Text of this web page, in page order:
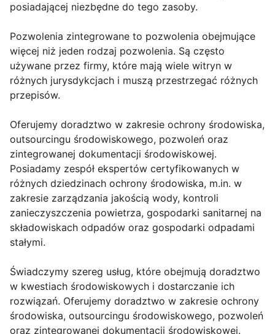
posiadającej niezbędne do tego zasoby.
Pozwolenia zintegrowane to pozwolenia obejmujące
więcej niż jeden rodzaj pozwolenia. Są często
używane przez firmy, które mają wiele witryn w
różnych jurysdykcjach i muszą przestrzegać różnych
przepisów.
Oferujemy doradztwo w zakresie ochrony środowiska,
outsourcingu środowiskowego, pozwoleń oraz
zintegrowanej dokumentacji środowiskowej.
Posiadamy zespół ekspertów certyfikowanych w
różnych dziedzinach ochrony środowiska, m.in. w
zakresie zarządzania jakością wody, kontroli
zanieczyszczenia powietrza, gospodarki sanitarnej na
składowiskach odpadów oraz gospodarki odpadami
stałymi.
Świadczymy szereg usług, które obejmują doradztwo
w kwestiach środowiskowych i dostarczanie ich
rozwiązań. Oferujemy doradztwo w zakresie ochrony
środowiska, outsourcingu środowiskowego, pozwoleń
oraz zintegrowanej dokumentacji środowiskowej.